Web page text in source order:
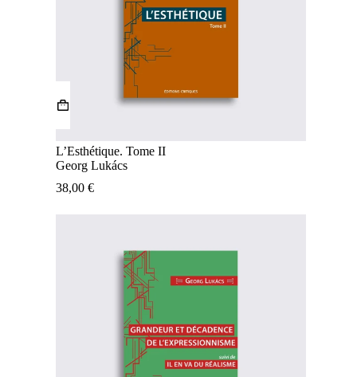
L’Esthétique. Tome II
Georg Lukács
38,00 €